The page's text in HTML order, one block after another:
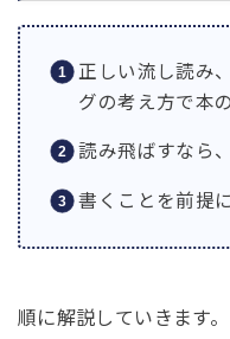
正しい流し読み
グの考え方で本
読み飛ばすなら
書くことを前提
順に解説していきます。